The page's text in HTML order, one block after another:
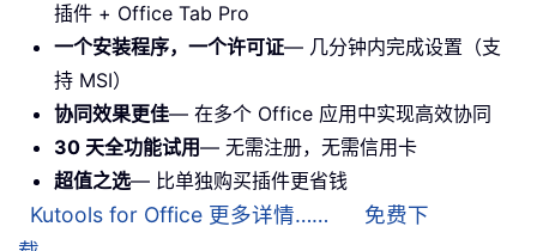
插件 + Office Tab Pro
一个安装程序，一个许可证— 几分钟内完成设置（支
持 MSI）
协同效果更佳— 在多个 Office 应用中实现高效协同
30 天全功能试用— 无需注册，无需信用卡
超值之选— 比单独购买插件更省钱
Kutools for Office 更多详情……
免费下